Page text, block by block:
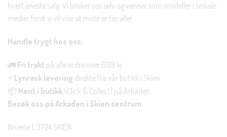
hvert eneste salg. Vi bruker oss selv og venner som modeller i sosiale
medier fordi vi vil vise at mote er for alle!
Handle trygt hos oss:
🚛 Fri frakt på alle ordre over 699 kr.
⚡ Lynrask levering direkte fra vår butikk i Skien.
📦 Hent i butikk (Click & Collect) på Arkaden.
Besøk oss på Arkaden i Skien sentrum
Bruene 1, 3724 SKIEN